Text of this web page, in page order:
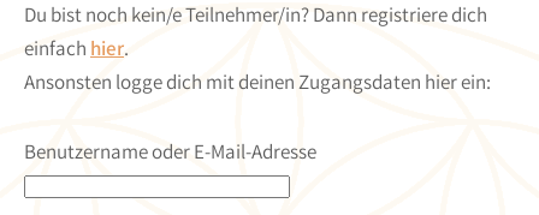
Du bist noch kein/e Teilnehmer/in? Dann registriere dich
einfach hier.
Ansonsten logge dich mit deinen Zugangsdaten hier ein:
Benutzername oder E-Mail-Adresse